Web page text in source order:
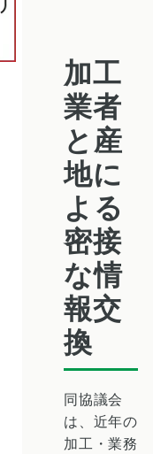
加工
業者
と産
地に
よる
密接
な情
報交
換
同協議会
は、近年の
加工・業務